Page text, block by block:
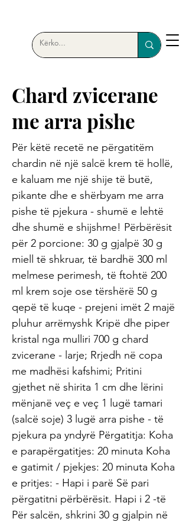
Chard zvicerane
me arra pishe
Për këtë recetë ne përgatitëm
chardin në një salcë krem ​​të hollë,
e kaluam me një shije të butë,
pikante dhe e shërbyam me arra
pishe të pjekura - shumë e lehtë
dhe shumë e shijshme! Përbërësit
për 2 porcione: 30 g gjalpë 30 g
miell të shkruar, të bardhë 300 ml
melmese perimesh, të ftohtë 200
ml krem ​​soje ose tërshërë 50 g
qepë të kuqe - prejeni imët 2 majë
pluhur arrëmyshk Kripë dhe piper
kristal nga mulliri 700 g chard
zvicerane - larje; Rrjedh në copa
me madhësi kafshimi; Pritini
gjethet në shirita 1 cm dhe lërini
mënjanë veç e veç 1 lugë tamari
(salcë soje) 3 lugë arra pishe - të
pjekura pa yndyrë Përgatitja: Koha
e parapërgatitjes: 20 minuta Koha
e gatimit / pjekjes: 20 minuta Koha
e pritjes: - Hapi i parë Së pari
përgatitni përbërësit. Hapi i 2 -të
Për salcën, shkrini 30 g gjalpin në